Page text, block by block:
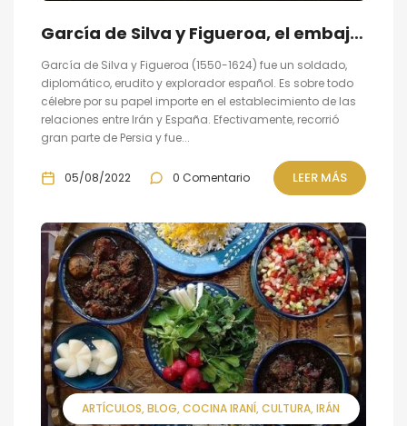
García de Silva y Figueroa, el embajador español que identificó las ruinas de Persépolis
García de Silva y Figueroa (1550-1624) fue un soldado,
diplomático, erudito y explorador español. Es sobre todo
célebre por su papel importe en el establecimiento de las
relaciones entre Irán y España. Efectivamente, recorrió
gran parte de Persia y fue...
05/08/2022 0 Comentario LEER MÁS
ARTÍCULOS BLOG COCINA IRANÍ CULTURA IRÁN